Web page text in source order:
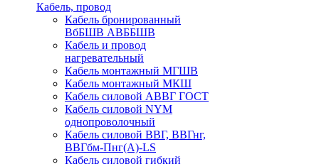
Кабель, провод
Кабель бронированный
ВбБШВ АВББШВ
Кабель и провод
нагревательный
Кабель монтажный МГШВ
Кабель монтажный МКШ
Кабель силовой АВВГ ГОСТ
Кабель силовой NYM
однопроволочный
Кабель силовой ВВГ, ВВГнг,
ВВГбм-Пнг(А)-LS
Кабель силовой гибкий